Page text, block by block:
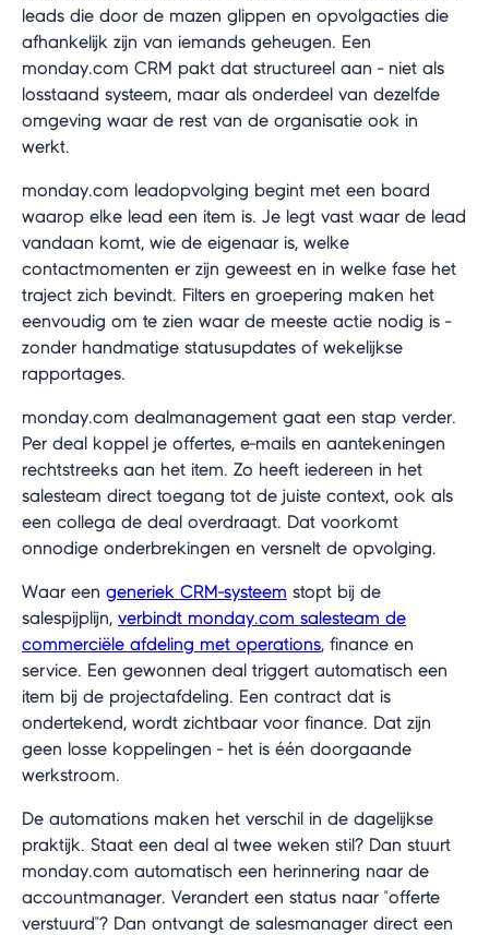
leads die door de mazen glippen en opvolgacties die
afhankelijk zijn van iemands geheugen. Een
monday.com CRM pakt dat structureel aan - niet als
losstaand systeem, maar als onderdeel van dezelfde
omgeving waar de rest van de organisatie ook in
werkt.
monday.com leadopvolging begint met een board
waarop elke lead een item is. Je legt vast waar de lead
vandaan komt, wie de eigenaar is, welke
contactmomenten er zijn geweest en in welke fase het
traject zich bevindt. Filters en groepering maken het
eenvoudig om te zien waar de meeste actie nodig is -
zonder handmatige statusupdates of wekelijkse
rapportages.
monday.com dealmanagement gaat een stap verder.
Per deal koppel je offertes, e-mails en aantekeningen
rechtstreeks aan het item. Zo heeft iedereen in het
salesteam direct toegang tot de juiste context, ook als
een collega de deal overdraagt. Dat voorkomt
onnodige onderbrekingen en versnelt de opvolging.
Waar een generiek CRM-systeem stopt bij de
salespijplijn, verbindt monday.com salesteam de
commerciële afdeling met operations, finance en
service. Een gewonnen deal triggert automatisch een
item bij de projectafdeling. Een contract dat is
ondertekend, wordt zichtbaar voor finance. Dat zijn
geen losse koppelingen - het is één doorgaande
werkstroom.
De automations maken het verschil in de dagelijkse
praktijk. Staat een deal al twee weken stil? Dan stuurt
monday.com automatisch een herinnering naar de
accountmanager. Verandert een status naar "offerte
verstuurd"? Dan ontvangt de salesmanager direct een